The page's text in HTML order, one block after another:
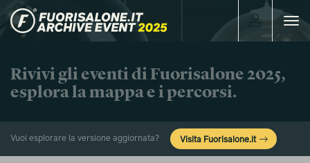
Toggle
Rivivi gli eventi di Fuorisalone 2025,
esplora la mappa e i percorsi.
Vuoi esplorare la versione aggiornata? Visita Fuorisalone.it